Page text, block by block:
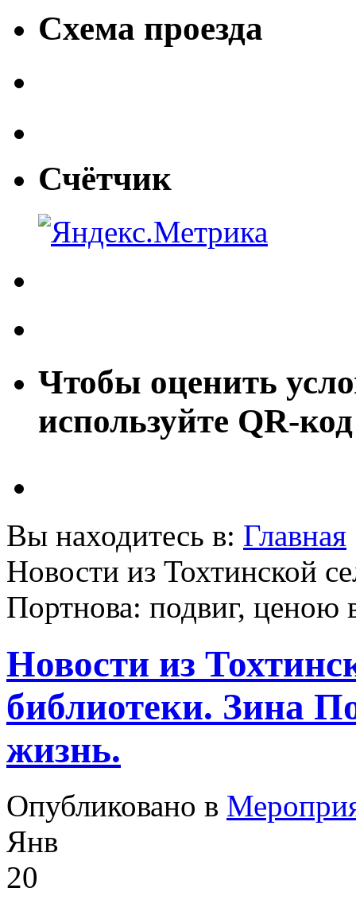
Схема проезда
Счётчик
Чтобы оценить
используйте QR-код
Вы находитесь в: Главная
Новости из Тохтинской
Портнова: подвиг, ценою
Новости из
библиотеки. Зина
жизнь.
Опубликовано в
Янв
20